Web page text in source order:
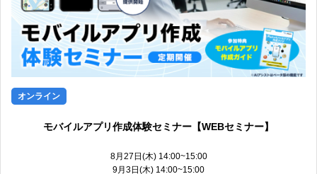
オンライン
モバイルアプリ作成体験セミナー【WEBセミナー】
8月27日(木) 14:00~15:00
9月3日(木) 14:00~15:00